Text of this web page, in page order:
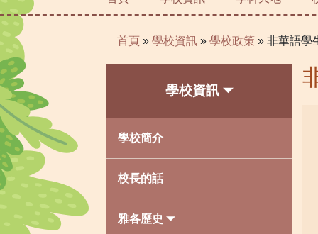
首頁 » 學校資訊 » 學校政策 » 非華語學
學校資訊
學校簡介
校長的話
雅各歷史